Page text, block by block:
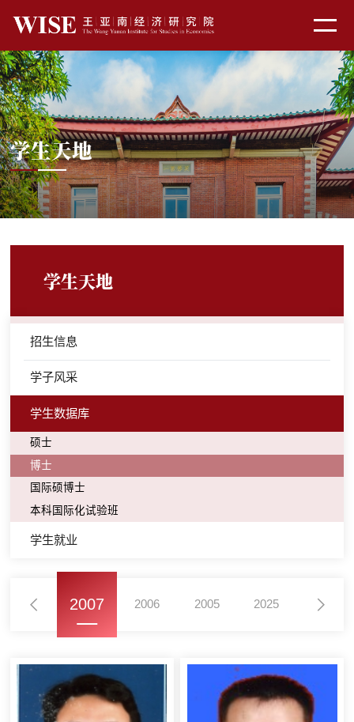
学生天地
学生天地
招生信息
学子风采
学生数据库
硕士
博士
国际硕博士
本科国际化试验班
学生就业
2008 2007 2006 2005 2025 2024